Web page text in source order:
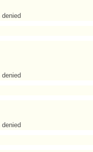
denied
denied
denied